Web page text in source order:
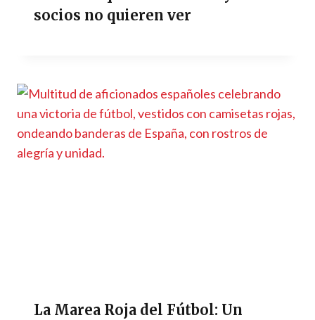
socios no quieren ver
La Marea Roja del Fútbol: Un